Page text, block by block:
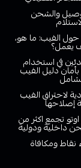
والشحن
الفيب: ما هو،
يعمل؟
في استخدام
دليل الفيب
لاحتراق الفيب
إصلاحها
تجمع اكثر من
نقاط ومكافاة